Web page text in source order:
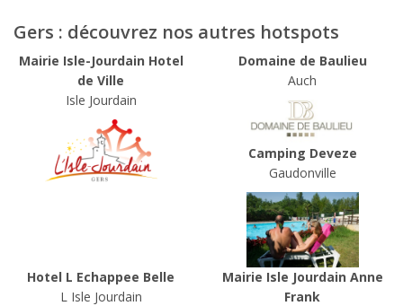
Gers : découvrez nos autres hotspots
Mairie Isle-Jourdain Hotel
de Ville
Isle Jourdain
Domaine de Baulieu
Auch
Camping Deveze
Gaudonville
Hotel L Echappee Belle
L Isle Jourdain
Mairie Isle Jourdain Anne
Frank